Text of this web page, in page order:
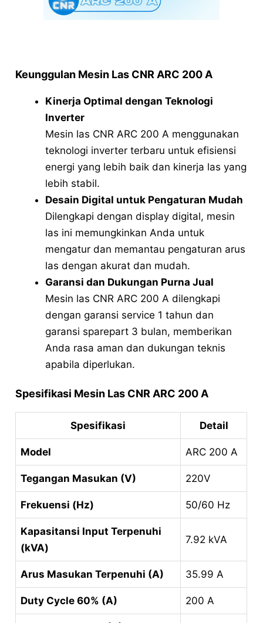
Keunggulan Mesin Las CNR ARC 200 A
Kinerja Optimal dengan Teknologi
Inverter
Mesin las CNR ARC 200 A menggunakan
teknologi inverter terbaru untuk efisiensi
energi yang lebih baik dan kinerja las yang
lebih stabil.
Desain Digital untuk Pengaturan Mudah
Dilengkapi dengan display digital, mesin
las ini memungkinkan Anda untuk
mengatur dan memantau pengaturan arus
las dengan akurat dan mudah.
Garansi dan Dukungan Purna Jual
Mesin las CNR ARC 200 A dilengkapi
dengan garansi service 1 tahun dan
garansi sparepart 3 bulan, memberikan
Anda rasa aman dan dukungan teknis
apabila diperlukan.
Spesifikasi Mesin Las CNR ARC 200 A
Spesifikasi Detail
Model ARC 200 A
Tegangan Masukan (V) 220V
Frekuensi (Hz) 50/60 Hz
Kapasitansi Input Terpenuhi
(kVA)
7.92 kVA
Arus Masukan Terpenuhi (A) 35.99 A
Duty Cycle 60% (A) 200 A